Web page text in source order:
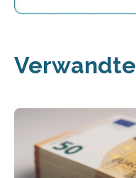
Verwandte